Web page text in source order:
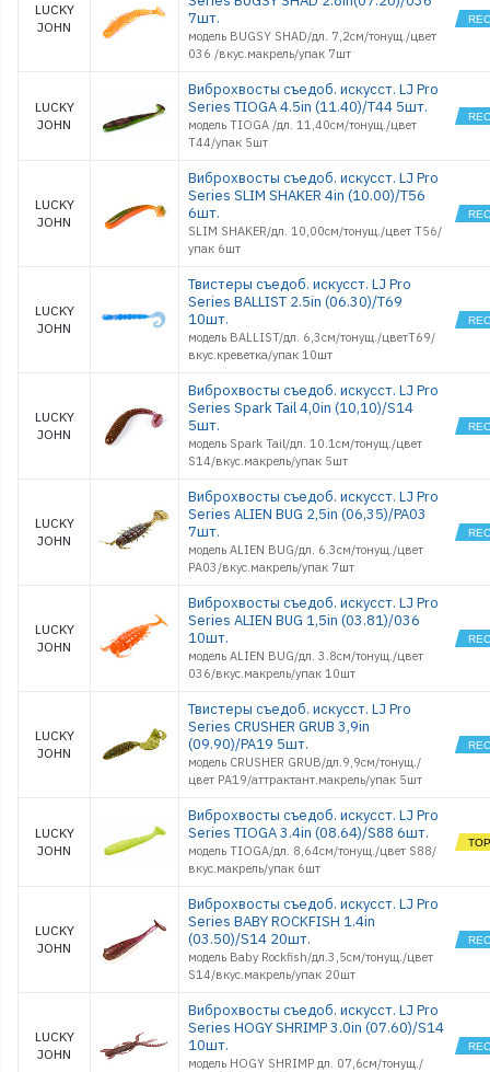
LUCKY
JOHN
7шт.
модель BUGSY SHAD/дл. 7,2см/тонущ./цвет
036 /вкус.макрель/упак 7шт
LUCKY
JOHN
Виброхвосты съедоб. искусст. LJ Pro
Series TIOGA 4.5in (11.40)/T44 5шт.
модель TIOGA /дл. 11,40см/тонущ./цвет
T44/упак 5шт
LUCKY
JOHN
Виброхвосты съедоб. искусст. LJ Pro
Series SLIM SHAKER 4in (10.00)/T56
6шт.
SLIM SHAKER/дл. 10,00см/тонущ./цвет T56/
упак 6шт
LUCKY
JOHN
Твистеры съедоб. искусст. LJ Pro
Series BALLIST 2.5in (06.30)/T69
10шт.
модель BALLIST/дл. 6,3см/тонущ./цветT69/
вкус.креветка/упак 10шт
LUCKY
JOHN
Виброхвосты съедоб. искусст. LJ Pro
Series Spark Tail 4,0in (10,10)/S14
5шт.
модель Spark Tail/дл. 10.1см/тонущ./цвет
S14/вкус.макрель/упак 5шт
LUCKY
JOHN
Виброхвосты съедоб. искусст. LJ Pro
Series ALIEN BUG 2,5in (06,35)/PA03
7шт.
модель ALIEN BUG/дл. 6.3см/тонущ./цвет
PA03/вкус.макрель/упак 7шт
LUCKY
JOHN
Виброхвосты съедоб. искусст. LJ Pro
Series ALIEN BUG 1,5in (03.81)/036
10шт.
модель ALIEN BUG/дл. 3.8см/тонущ./цвет
036/вкус.макрель/упак 10шт
LUCKY
JOHN
Твистеры съедоб. искусст. LJ Pro
Series CRUSHER GRUB 3,9in
(09.90)/PA19 5шт.
модель CRUSHER GRUB/дл.9,9см/тонущ./
цвет PA19/аттрактант.макрель/упак 5шт
LUCKY
JOHN
Виброхвосты съедоб. искусст. LJ Pro
Series TIOGA 3.4in (08.64)/S88 6шт.
модель TIOGA/дл. 8,64см/тонущ./цвет S88/
вкус.макрель/упак 6шт
LUCKY
JOHN
Виброхвосты съедоб. искусст. LJ Pro
Series BABY ROCKFISH 1.4in
(03.50)/S14 20шт.
модель Baby Rockfish/дл.3,5см/тонущ./цвет
S14/вкус.макрель/упак 20шт
LUCKY
JOHN
Виброхвосты съедоб. искусст. LJ Pro
Series HOGY SHRIMP 3.0in (07.60)/S14
10шт.
модель HOGY SHRIMP дл. 07,6см/тонущ./